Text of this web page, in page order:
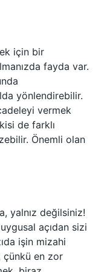
için bir
fayda var.
yönlendirebilir.
vermek
de farklı
Önemli olan
yalnız değilsiniz!
açıdan sizi
işin mizahi
çünkü en zor